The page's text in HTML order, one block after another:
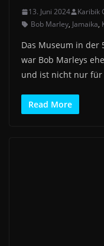
13. Juni 2024 Karibik
Bob Marley, Jamaika,
Das Museum in der
war Bob Marleys
und ist nicht nur für
Read More